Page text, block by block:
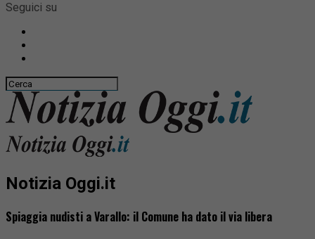
Seguici su
Notizia Oggi.it
Spiaggia nudisti a Varallo: il Comune ha dato il via libera